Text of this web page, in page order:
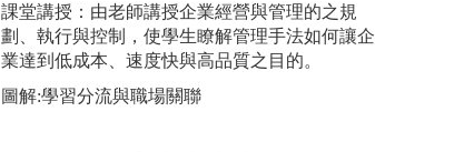
課堂講授：由老師講授企業經營與管理的之規
劃、執行與控制，使學生瞭解管理手法如何讓企
業達到低成本、速度快與高品質之目的。
圖解:學習分流與職場關聯